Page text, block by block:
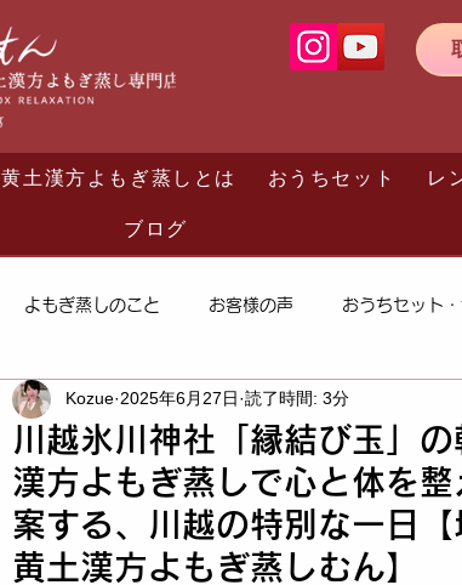
黄土漢方よもぎ蒸しとは おうちセット レ
ブログ
よもぎ蒸しのこと お客様の声 おうちセット
川越氷川神社「縁結び玉」
漢方よもぎ蒸しで心と体を
案する、川越の特別な一日
黄土漢方よもぎ蒸しむん】
Kozue 2025年6月27日 読了時間: 3分